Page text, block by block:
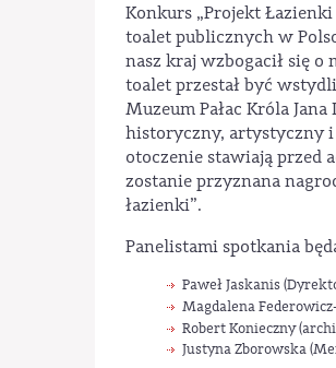
Konkurs „Projekt
toalet publicznych w
nasz kraj wzbogacił się o
toalet przestał być
Muzeum Pałac Króla
historyczny, artystyczny
otoczenie stawiają przed
zostanie przyznana
łazienki”.
Panelistami spotkania
Paweł Jaskanis
Magdalena
Robert Konieczny
Justyna Zborowska